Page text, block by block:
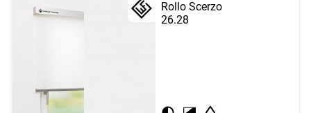
Rollo Scerzo
26.28